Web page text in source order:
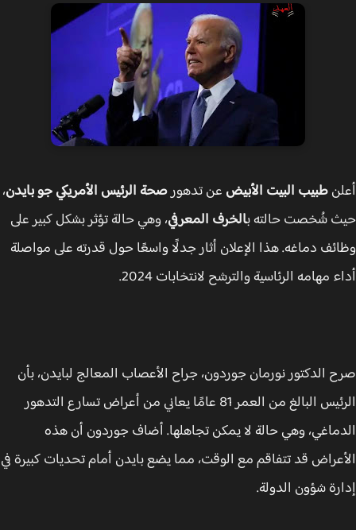
طبيب البيت الأبيضعن تدهورصحة الرئيس الأمريكيجو بايدن،
شُخصت حالته بالخرف المعرفي، وهي حالة تؤثر بشكل كبير على
دماغه. هذا الإعلان أثار جدلًا واسعًا حول قدرته على مواصلة
مهامه الرئاسية والترشح لانتخابات 2024.
الدكتور نورمان جوردون، جراح الأعصاب المعالج لبايدن، بأن
الرئيس البالغ من العمر 81 عامًا يعاني من أعراض تسارع التدهور
وهي حالة لا يمكن تجاهلها. أضاف جوردون أن هذه
قد تتفاقم مع الوقت، مما يضع بايدن أمام تحديات كبيرة في
شؤون الدولة.